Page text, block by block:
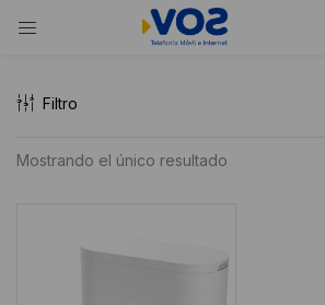
INICIAR SESIÓN
Ingresa tu usuario y contraseña para iniciar
Iniciar Sesión
Filtro
Mostrando el único resultado